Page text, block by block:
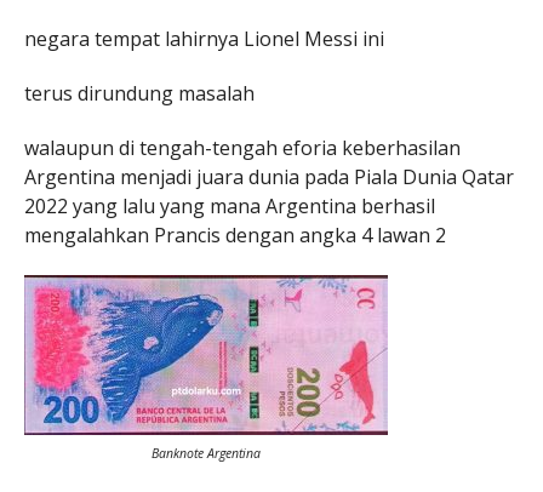
negara tempat lahirnya Lionel Messi ini
terus dirundung masalah
walaupun di tengah-tengah eforia keberhasilan
Argentina menjadi juara dunia pada Piala Dunia Qatar
2022 yang lalu yang mana Argentina berhasil
mengalahkan Prancis dengan angka 4 lawan 2
Banknote Argentina